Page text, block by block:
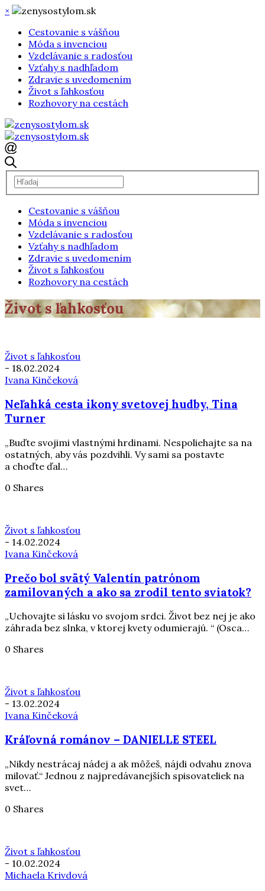
×
Cestovanie s vášňou
Móda s invenciou
Vzdelávanie s radosťou
Vzťahy s nadhľadom
Zdravie s uvedomením
Život s ľahkosťou
Rozhovory na cestách
Cestovanie s vášňou
Móda s invenciou
Vzdelávanie s radosťou
Vzťahy s nadhľadom
Zdravie s uvedomením
Život s ľahkosťou
Rozhovory na cestách
Život s ľahkosťou
Život s ľahkosťou
- 18.02.2024
Ivana Kinčeková
Neľahká cesta ikony svetovej hudby, Tina
Turner
„Buďte svojimi vlastnými hrdinami. Nespoliehajte sa na
ostatných, aby vás pozdvihli. Vy sami sa postavte
a choďte ďal…
0 Shares
Život s ľahkosťou
- 14.02.2024
Ivana Kinčeková
Prečo bol svätý Valentín patrónom
zamilovaných a ako sa zrodil tento sviatok?
„Uchovajte si lásku vo svojom srdci. Život bez nej je ako
záhrada bez slnka, v ktorej kvety odumierajú. “ (Osca…
0 Shares
Život s ľahkosťou
- 13.02.2024
Ivana Kinčeková
Kráľovná románov – DANIELLE STEEL
„Nikdy nestrácaj nádej a ak môžeš, nájdi odvahu znova
milovať.“ Jednou z najpredávanejších spisovateliek na
svet…
0 Shares
Život s ľahkosťou
- 10.02.2024
Michaela Krivdová